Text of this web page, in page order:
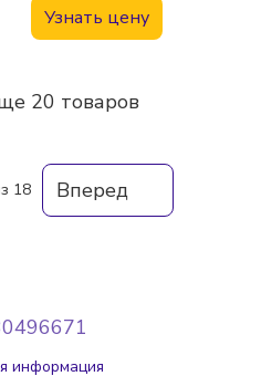
Узнать цену
20 товаров
18 Вперед
информация